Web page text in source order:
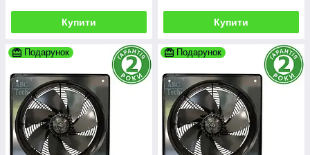
Купити Купити
Подарунок Подарунок